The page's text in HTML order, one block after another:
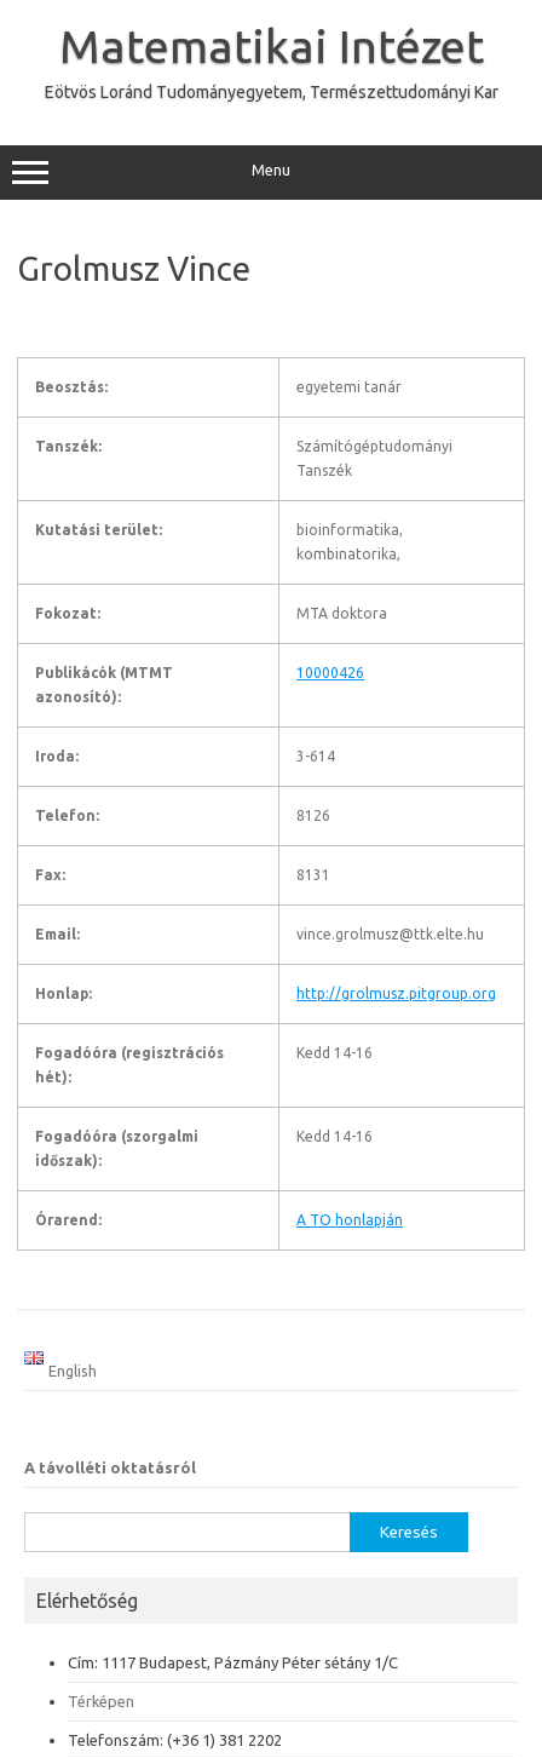
Matematikai Intézet
Eötvös Loránd Tudományegyetem, Természettudományi Kar
Menu
Grolmusz Vince
Beosztás: egyetemi tanár
Tanszék:
Számítógéptudományi
Tanszék
Kutatási terület:
bioinformatika,
kombinatorika,
Fokozat: MTA doktora
Publikácók (MTMT
azonosító):
10000426
Iroda: 3-614
Telefon: 8126
Fax: 8131
Email: vince.grolmusz@ttk.elte.hu
Honlap: http://grolmusz.pitgroup.org
Fogadóóra (regisztrációs
hét):
Kedd 14-16
Fogadóóra (szorgalmi
időszak):
Kedd 14-16
Órarend: A TO honlapján
English
A távolléti oktatásról
Elérhetőség
Cím: 1117 Budapest, Pázmány Péter sétány 1/C
Térképen
Telefonszám: (+36 1) 381 2202